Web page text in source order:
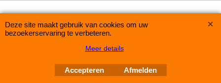
Deze site maakt gebruik van cookies om uw
bezoekerservaring te verbeteren.
Meer details
Accepteren Afmelden